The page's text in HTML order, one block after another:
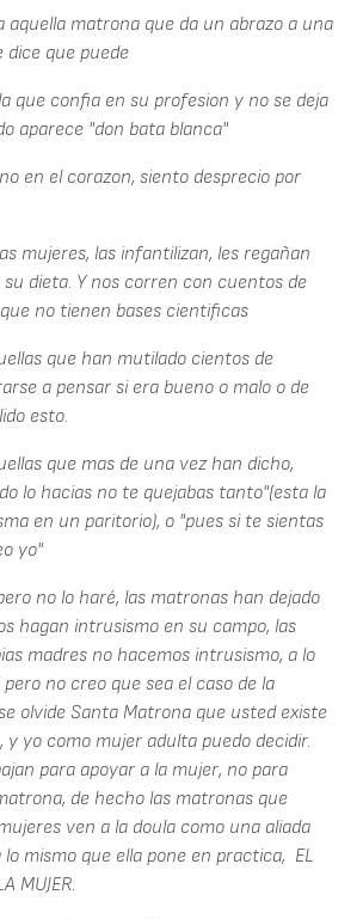
aquella matrona que da un abrazo a una
que puede
que confia en su profesion y no se deja
aparece "don bata blanca"
en el corazon, siento desprecio por
mujeres, las infantilizan, les regañan
su dieta. Y nos corren con cuentos de
no tienen bases cientificas
que han mutilado cientos de
a pensar si era bueno o malo o de
esto.
que mas de una vez han dicho,
lo hacias no te quejabas tanto"(esta la
en un paritorio), o "pues si te sientas
yo"
no lo haré, las matronas han dejado
hagan intrusismo en su campo, las
madres no hacemos intrusismo, a lo
no creo que sea el caso de la
olvide Santa Matrona que usted existe
y yo como mujer adulta puedo decidir.
para apoyar a la mujer, no para
de hecho las matronas que
ven a la doula como una aliada
mismo que ella pone en practica, EL
MUJER.